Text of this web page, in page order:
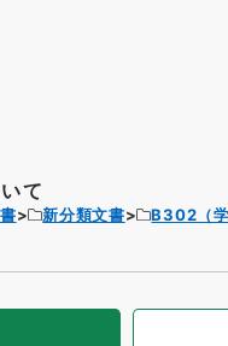
て
新分類文書
B302（学